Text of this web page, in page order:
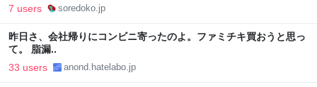
7 users soredoko.jp
昨日さ、会社帰りにコンビニ寄ったのよ。ファミチキ買おうと思っ
て。 脂漏..
33 users anond.hatelabo.jp